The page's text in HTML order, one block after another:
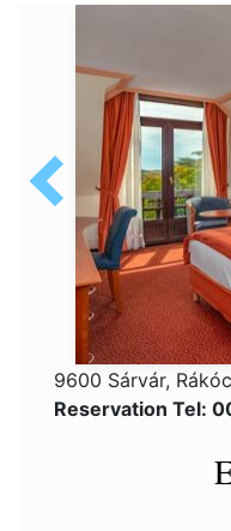
9600 Sárvár,
Reservation Tel: